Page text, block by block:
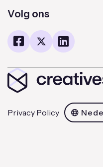
Volg ons
Privacy Policy